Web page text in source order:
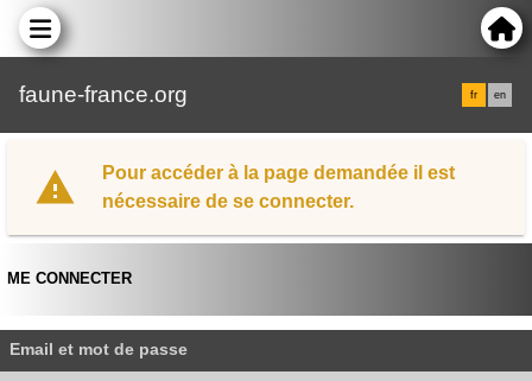
faune-france.org fr en
Pour accéder à la page demandée il est
nécessaire de se connecter.
ME CONNECTER
Email et mot de passe